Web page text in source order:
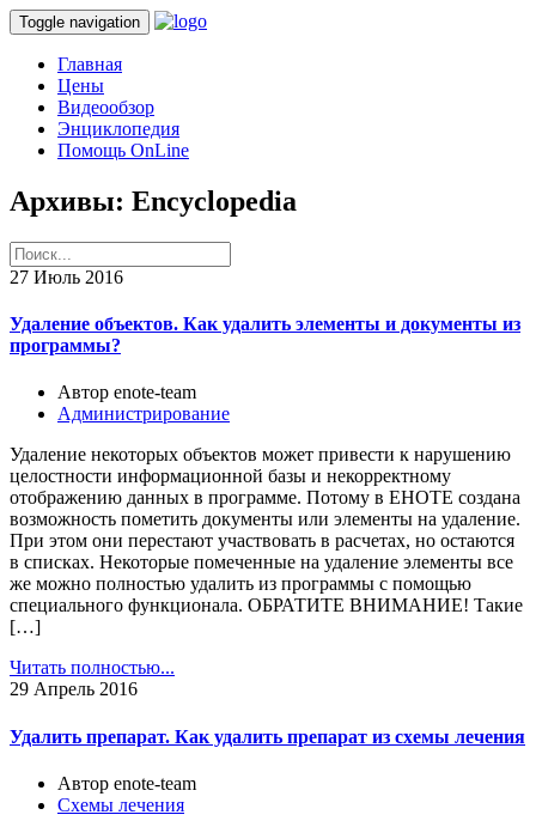
Toggle navigation
Главная
Цены
Видеообзор
Энциклопедия
Помощь OnLine
Архивы: Encyclopedia
27 Июль 2016
Удаление объектов. Как удалить элементы и документы из
программы?
Автор enote-team
Администрирование
Удаление некоторых объектов может привести к нарушению
целостности информационной базы и некорректному
отображению данных в программе. Потому в ЕНОТЕ создана
возможность пометить документы или элементы на удаление.
При этом они перестают участвовать в расчетах, но остаются
в списках. Некоторые помеченные на удаление элементы все
же можно полностью удалить из программы с помощью
специального функционала. ОБРАТИТЕ ВНИМАНИЕ! Такие
[…]
Читать полностью...
29 Апрель 2016
Удалить препарат. Как удалить препарат из схемы лечения
Автор enote-team
Схемы лечения